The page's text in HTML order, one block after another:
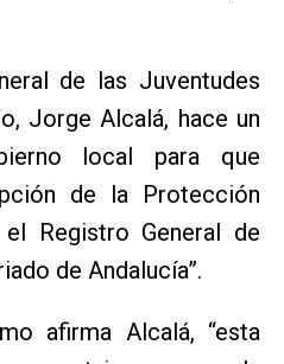
de las Juventudes
Jorge Alcalá, hace un
local para que
de la Protección
Registro General de
de Andalucía”.
afirma Alcalá, “esta